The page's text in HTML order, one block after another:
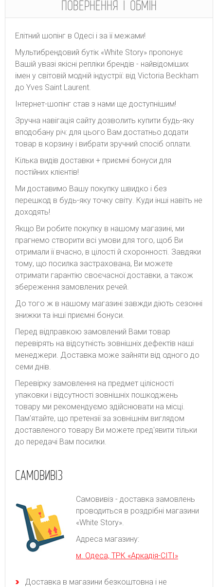
ПОВЕРНЕННЯ І ОБМІН
Елітний шопінг в Одесі і за її межами!
Мультибрендовий бутік «White Story» пропонує
Вашій увазі якісні репліки брендів - найвідоміших
імен у світовій модній індустрії: від Victoria Beckham
до Yves Saint Laurent.
Інтернет-шопінг став з нами ще доступнішим!
Зручна навігація сайту дозволить купити будь-яку
вподобану річ: для цього Вам достатньо додати
товар в корзину і вибрати зручний спосіб оплати.
Кілька видів доставки + приємні бонуси для
постійних клієнтів!
Ми доставимо Вашу покупку швидко і без
перешкод в будь-яку точку світу. Куди інші навіть не
доходять!
Якщо Ви робите покупку в нашому магазині, ми
прагнемо створити всі умови для того, щоб Ви
отримали її вчасно, в цілості й схоронності. Завдяки
тому, що посилка застрахована, Ви можете
отримати гарантію своєчасної доставки, а також
збереження замовлених речей.
До того ж в нашому магазині завжди діють сезонні
знижки та інші приємні бонуси.
Перед відправкою замовлений Вами товар
перевірять на відсутність зовнішніх дефектів наші
менеджери. Доставка може зайняти від одного до
семи днів.
Перевірку замовлення на предмет цілісності
упаковки і відсутності зовнішніх пошкоджень
товару ми рекомендуємо здійснювати на місці.
Пам'ятайте, що претензії за зовнішнім виглядом
доставленого товару Ви можете пред'явити тільки
до передачі Вам посилки.
САМОВИВІЗ
Самовивіз - доставка замовлень
проводиться в роздрібні магазини
«White Story».
Адреса магазину:
м. Одеса, ТРК «Аркадія-СІТІ»
Доставка в магазини безкоштовна і не